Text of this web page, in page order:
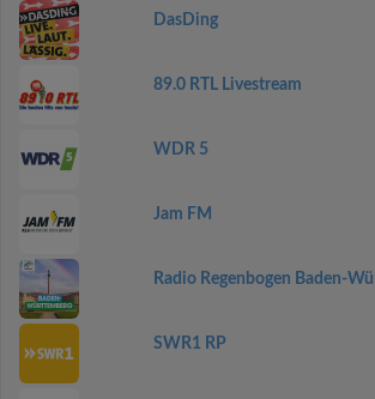
DasDing
89.0 RTL Livestream
WDR 5
Jam FM
Radio Regenbogen Baden-
SWR1 RP